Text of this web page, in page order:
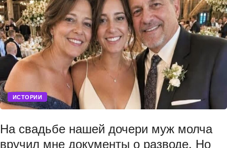
ИСТОРИИ
На свадьбе нашей дочери муж молча
вручил мне документы о разводе. Но